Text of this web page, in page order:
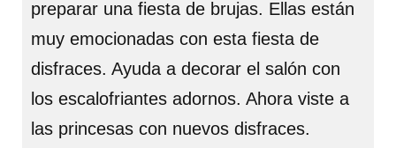
preparar una fiesta de brujas. Ellas están
muy emocionadas con esta fiesta de
disfraces. Ayuda a decorar el salón con
los escalofriantes adornos. Ahora viste a
las princesas con nuevos disfraces.